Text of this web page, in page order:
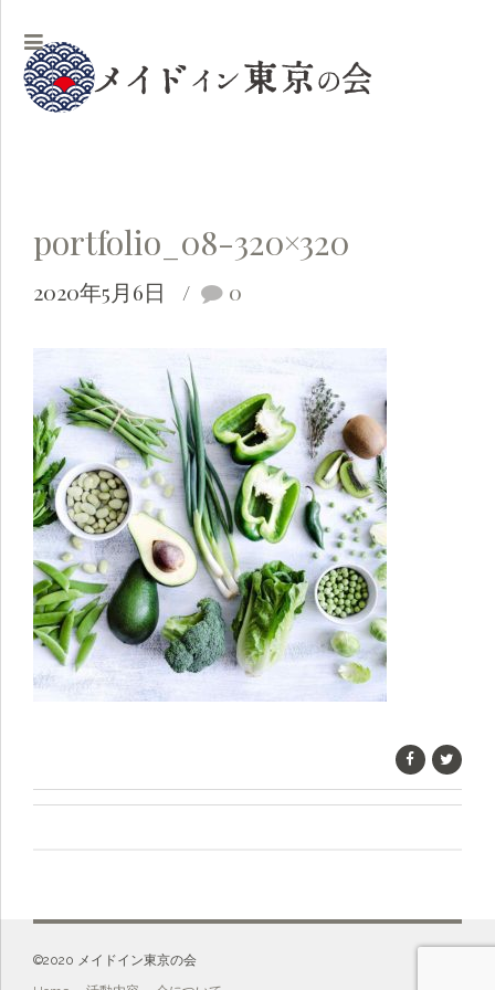
portfolio_08-320×320
2020年5月6日 0
©️2020 メイドイン東京の会